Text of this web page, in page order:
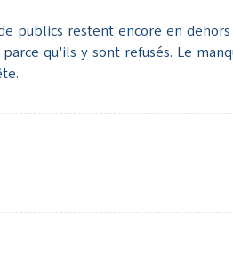
publics restent encore en
qu'ils y sont refusés. Le